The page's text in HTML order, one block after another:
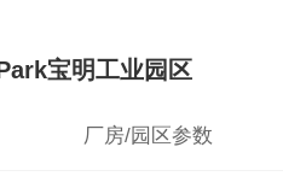
宝明工业园区
厂房/园区参数